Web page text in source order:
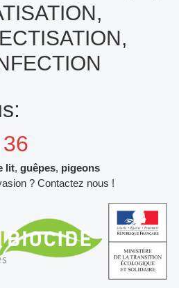
lit, guêpes, pigeons
? Contactez nous !